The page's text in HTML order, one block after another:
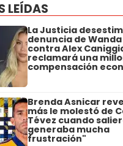
LEÍDAS
La Justicia
denuncia de
contra Alex
reclamará una
compensación
Brenda Asnicar
más le molestó de
Tévez cuando
generaba mucha
frustración"